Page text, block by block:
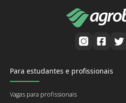
Para estudantes e profissionais
Vagas para profissionais